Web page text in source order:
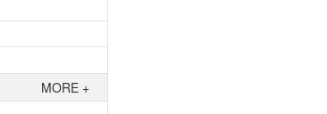
MORE +